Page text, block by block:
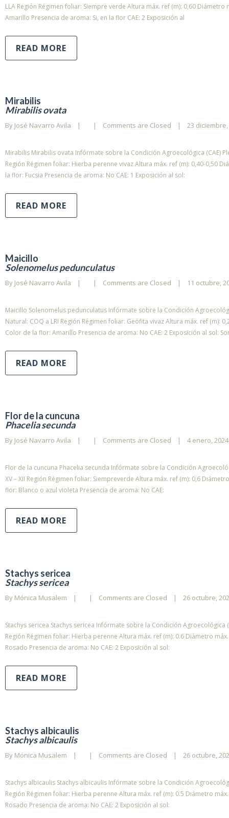
LLA Región Régimen foliar: Siempre verde Altura máx. ref (m): 0,60
Amarillo Presencia de aroma: Si, en la flor CAE: 2 Exposición al
READ MORE
Mirabilis
Mirabilis ovata
By José Navarro Avila | | Comments are Closed | 23
Mirabilis Mirabilis ovata Infórmate sobre la Condición Agroecológica (CAE)
Región Régimen foliar: Hierba perenne vivaz Altura máx. ref (m): 0,40-0,50
la flor: Fucsia Presencia de aroma: No CAE: 1 Exposición al sol:
READ MORE
Maicillo
Solenomelus pedunculatus
By José Navarro Avila | | Comments are Closed | 11 octubre,
Maicillo Solenomelus pedunculatus Infórmate sobre la Condición
Natural: COQ a LRI Región Régimen foliar: Geófita vivaz Altura máx. ref (m):
Color de la flor: Amarillo Presencia de aroma: No CAE: 2 Exposición al sol:
READ MORE
Flor de la cuncuna
Phacelia secunda
By José Navarro Avila | | Comments are Closed | 4 enero,
Flor de la cuncuna Phacelia secunda Infórmate sobre la Condición
XV – XII Región Régimen foliar: Siempreverde Altura máx. ref (m): 0,6
flor: Blanco o azul violeta Presencia de aroma: No CAE:
READ MORE
Stachys sericea
Stachys sericea
By Mónica Musalem | | Comments are Closed | 26 octubre,
Stachys sericea Stachys sericea Infórmate sobre la Condición Agroecológica
Región Régimen foliar: Hierba perenne Altura máx. ref (m): 0.6 Diámetro
Rosado Presencia de aroma: No CAE: 2 Exposición al sol:
READ MORE
Stachys albicaulis
Stachys albicaulis
By Mónica Musalem | | Comments are Closed | 26 octubre,
Stachys albicaulis Stachys albicaulis Infórmate sobre la Condición
Región Régimen foliar: Hierba perenne Altura máx. ref (m): 0.5 Diámetro
Rosado Presencia de aroma: No CAE: 2 Exposición al sol: